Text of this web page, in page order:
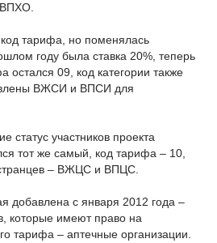
тарифа, но поменялась
году была ставка 20%, теперь
остался 09, код категории также
ВЖСИ и ВПСИ для
статус участников проекта
тот же самый, код тарифа – 10,
– ВЖЦС и ВПЦС.
добавлена с января 2012 года –
которые имеют право на
тарифа – аптечные организации.